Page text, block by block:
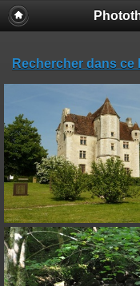
Rechercher dans ce